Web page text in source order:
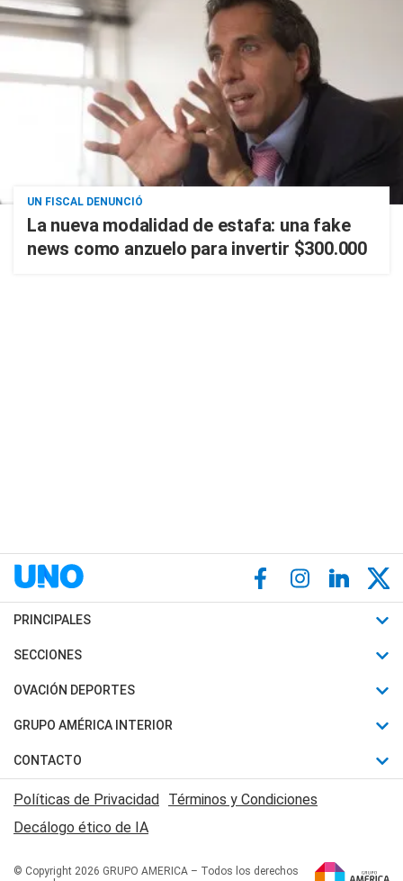
UN FISCAL DENUNCIÓ
La nueva modalidad de estafa: una fake
news como anzuelo para invertir $300.000
PRINCIPALES
Últimas Noticias
Política
Judiciales
Economia
SECCIONES
Horóscopo
Motores
Trucos caseros
Series y Películas
Edictos y Solicitadas
OVACIÓN DEPORTES
Fútbol
Mundial
Automovilismo
Rugby
Básquet
GRUPO AMÉRICA INTERIOR
Canal 7 en Vivo
San Juan 8
CONTACTO
Acerca de Nosotros
Contactanos
Políticas de Privacidad Términos y Condiciones
Decálogo ético de IA
© Copyright 2026 GRUPO AMERICA – Todos los derechos